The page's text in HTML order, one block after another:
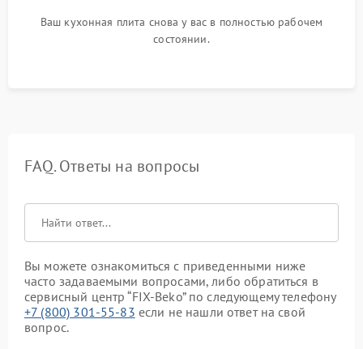
Ваш кухонная плита снова у вас в полностью рабочем
состоянии.
FAQ. Ответы на вопросы
Вы можете ознакомиться с приведенными ниже
часто задаваемыми вопросами, либо обратиться в
сервисный центр “FIX-Beko” по следующему телефону
+7 (800) 301-55-83 если не нашли ответ на свой
вопрос.